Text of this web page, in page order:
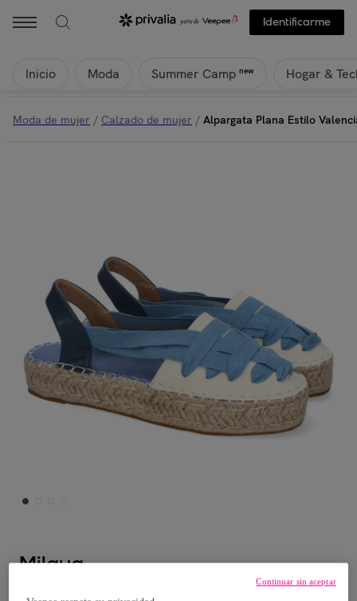
Identificarme
Inicio Moda Summer Camp new Hogar &
Moda de mujer / Calzado de mujer / Alpargata Plana Estilo
Milaya
Continuar sin aceptar